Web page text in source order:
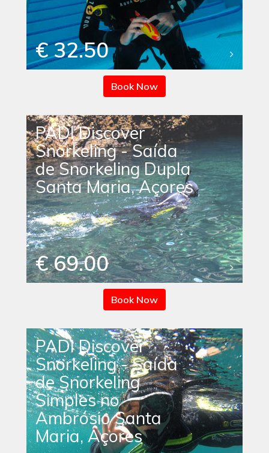
€ 32.50
Book Now
PADI Discover
Snorkeling - Saída
de Snorkeling Dupla
Santa Maria, Açores
€ 69.00
Book Now
PADI Discover
Snorkeling - Saída
de Snorkeling
Simples no
Ambrósio Santa
Maria, Açores